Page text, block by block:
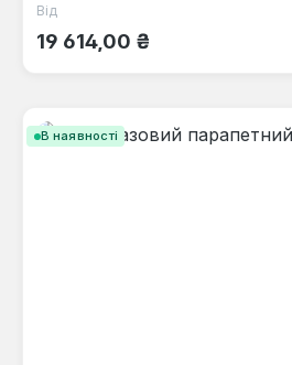
Звичайна ціна:
Від
19 614,00 ₴
В наявності